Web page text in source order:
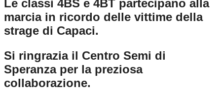
Le classi 4BS e 4BT partecipano alla
marcia in ricordo delle vittime della
strage di Capaci.
Si ringrazia il Centro Semi di
Speranza per la preziosa
collaborazione.